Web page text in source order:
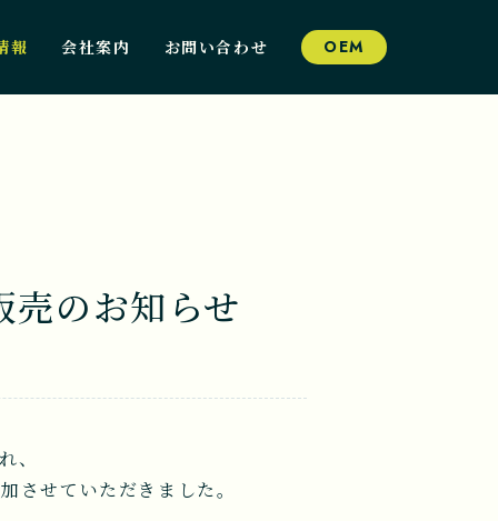
報 会社案内 お問い合わせ OEM
のお知らせ
、
させていただきました。